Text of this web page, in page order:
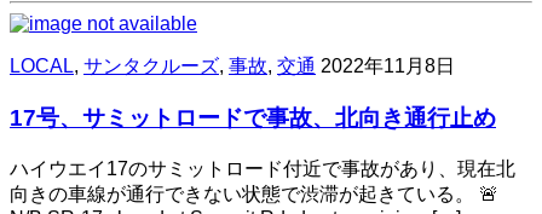
LOCAL, サンタクルーズ, 事故, 交通 2022年11月8日
17号、サミットロードで事故、北向き通行止め
ハイウエイ17のサミットロード付近で事故があり、現在北
向きの車線が通行できない状態で渋滞が起きている。 🚨